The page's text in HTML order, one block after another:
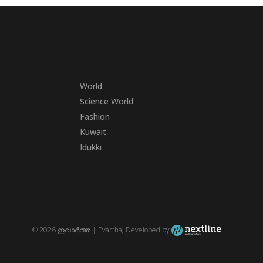
World
Science World
Fashion
Kuwait
Idukki
© 2026 ഇവാർത്ത | Evartha; Developed by